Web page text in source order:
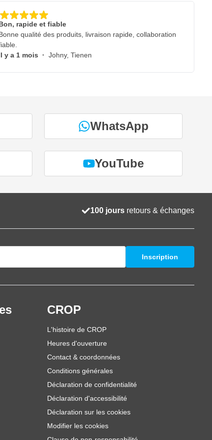
rapide et fiable
qualité des produits, livraison rapide, collaboration
y a 1 mois · Johny, Tienen
WhatsApp
YouTube
100 jours retours & échanges
Inscription
CROP
L'histoire de CROP
Heures d'ouverture
Contact & coordonnées
Conditions générales
Déclaration de confidentialité
Déclaration d'accessibilité
Déclaration sur les cookies
Modifier les cookies